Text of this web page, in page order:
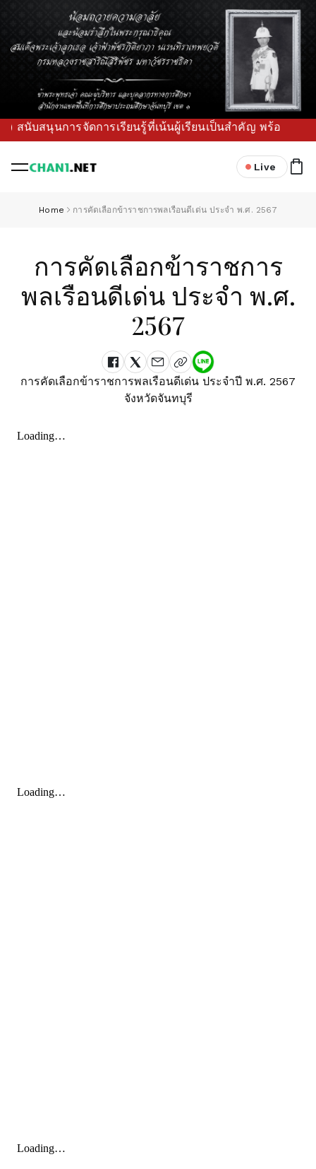
รจัดการเรียนรู้ที่เน้นผู้เรียนเป็นสำคัญ พร้อมขับเคลื่
Live
Home การคัดเลือกข้าราชการพลเรือนดีเด่น ประจำ พ.ศ. 2567
การคัดเลือกข้าราชการ
พลเรือนดีเด่น ประจำ พ.ศ.
2567
การคัดเลือกข้าราชการพลเรือนดีเด่น ประจำปี พ.ศ. 2567
จังหวัดจันทบุรี